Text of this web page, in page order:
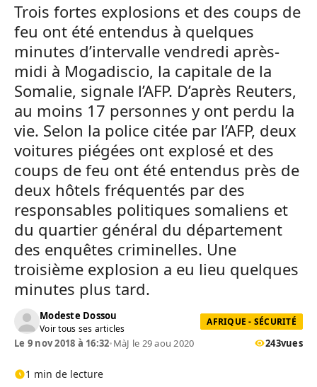
Trois fortes explosions et des coups de
feu ont été entendus à quelques
minutes d’intervalle vendredi après-
midi à Mogadiscio, la capitale de la
Somalie, signale l’AFP. D’après Reuters,
au moins 17 personnes y ont perdu la
vie. ​Selon la police citée par l’AFP, deux
voitures piégées ont explosé et des
coups de feu ont été entendus près de
deux hôtels fréquentés par des
responsables politiques somaliens et
du quartier général du département
des enquêtes criminelles. ​Une
troisième explosion a eu lieu quelques
minutes plus tard.
Modeste Dossou
Voir tous ses articles
AFRIQUE - SÉCURITÉ
Le 9 nov 2018 à 16:32•MàJ le 29 aou 2020 243vues
1 min de lecture